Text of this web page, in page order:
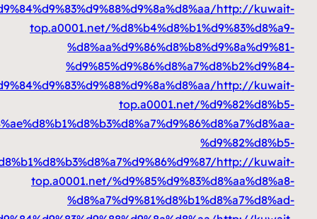
top.a0001.net/
top.a0001.net/
top.a0001.net/